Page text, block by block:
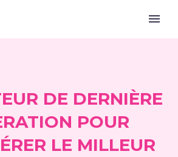
DE DERNIÈRE
POUR
LE MILLEUR